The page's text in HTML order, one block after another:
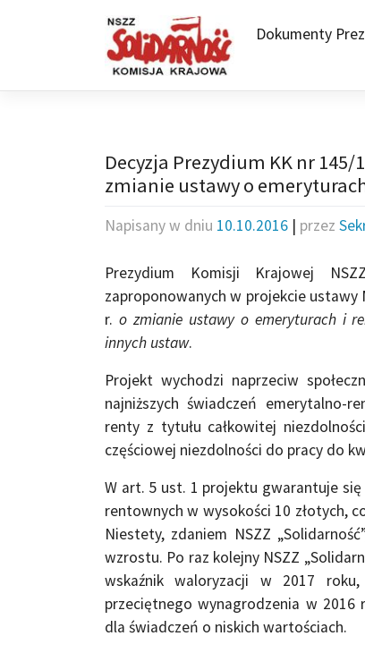
Dokumenty
Decyzja Prezydium KK nr
zmianie ustawy o
Napisany w dniu 10.10.2016 | przez
Prezydium Komisji Krajowej
zaproponowanych w projekcie ustawy
r. o zmianie ustawy o emeryturach i
innych ustaw.
Projekt wychodzi naprzeciw
najniższych świadczeń emerytalno-
renty z tytułu całkowitej
częściowej niezdolności do pracy do
W art. 5 ust. 1 projektu gwarantuje
rentownych w wysokości 10 złotych,
Niestety, zdaniem NSZZ
wzrostu. Po raz kolejny NSZZ
wskaźnik waloryzacji w 2017
przeciętnego wynagrodzenia w
dla świadczeń o niskich wartościach.